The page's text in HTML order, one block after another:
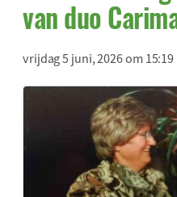
van duo
vrijdag 5 juni, 2026 om 15:19